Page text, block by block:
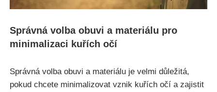
Správná volba obuvi a materiálu⁤ pro
minimalizaci kuřích očí
Správná ​volba obuvi‍ a materiálu je ⁣velmi ​důležitá,
pokud⁣ chcete minimalizovat vznik kuřích očí a zajistit